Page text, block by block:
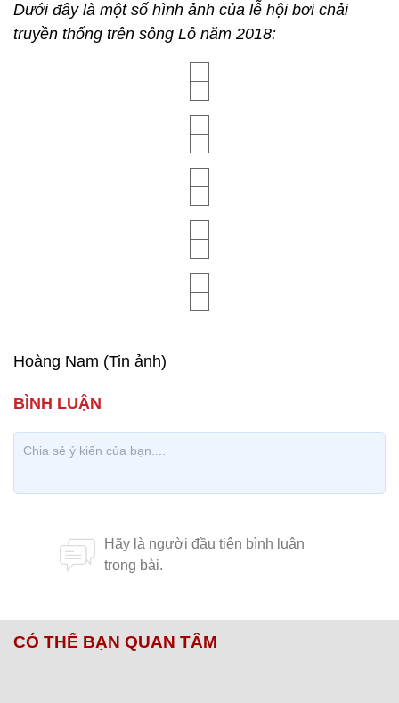
Dưới đây là một số hình ảnh của lễ hội bơi chải
truyền thống trên sông Lô năm 2018:
Hoàng Nam (Tin ảnh)
CÓ THỂ BẠN QUAN TÂM